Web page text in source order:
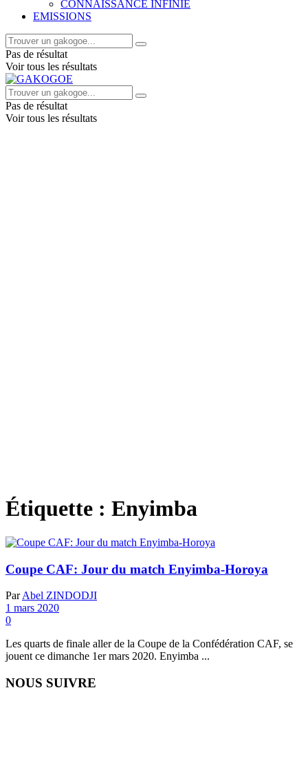
CONNAISSANCE INFINIE
EMISSIONS
Pas de résultat
Voir tous les résultats
Pas de résultat
Voir tous les résultats
Étiquette : Enyimba
Coupe CAF: Jour du match Enyimba-Horoya
Par Abel ZINDODJI
1 mars 2020
0
Les quarts de finale aller de la Coupe de la Confédération CAF, se
jouent ce dimanche 1er mars 2020. Enyimba ...
NOUS SUIVRE